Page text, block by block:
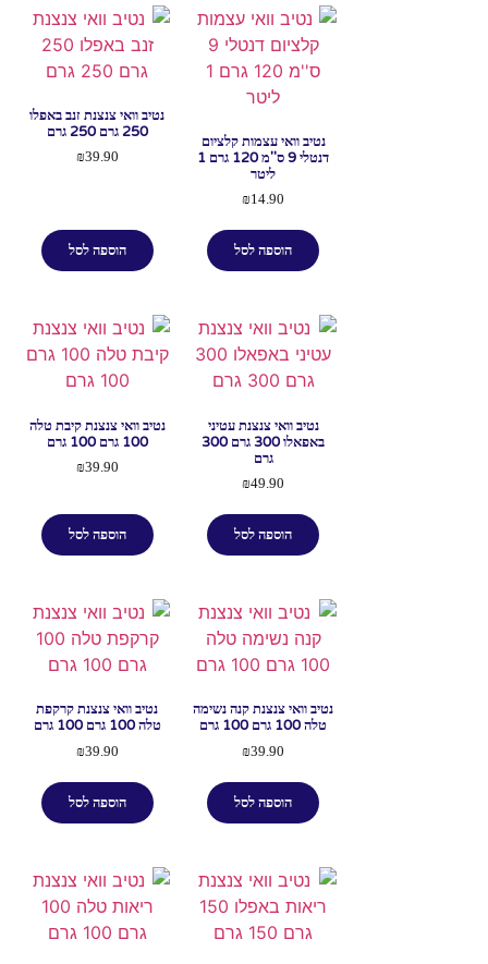
נטיב וואי עצמות קלציום
דנטלי 9 ס''מ 120 גרם 1
ליטר
₪14.90
הוספה לסל
נטיב וואי צנצנת זנב באפלו
250 גרם 250 גרם
₪39.90
הוספה לסל
נטיב וואי צנצנת עטיני
באפאלו 300 גרם 300
גרם
₪49.90
הוספה לסל
נטיב וואי צנצנת קיבת טלה
100 גרם 100 גרם
₪39.90
הוספה לסל
נטיב וואי צנצנת קנה נשימה
טלה 100 גרם 100 גרם
₪39.90
הוספה לסל
נטיב וואי צנצנת קרקפת
טלה 100 גרם 100 גרם
₪39.90
הוספה לסל